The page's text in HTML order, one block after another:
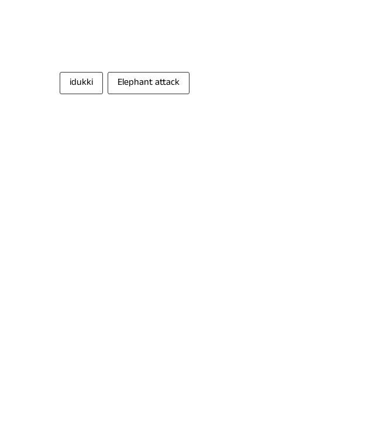
idukki Elephant attack